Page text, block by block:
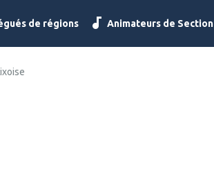
de régions Animateurs de Section